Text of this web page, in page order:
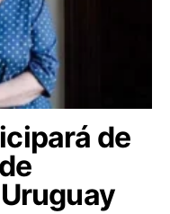
de